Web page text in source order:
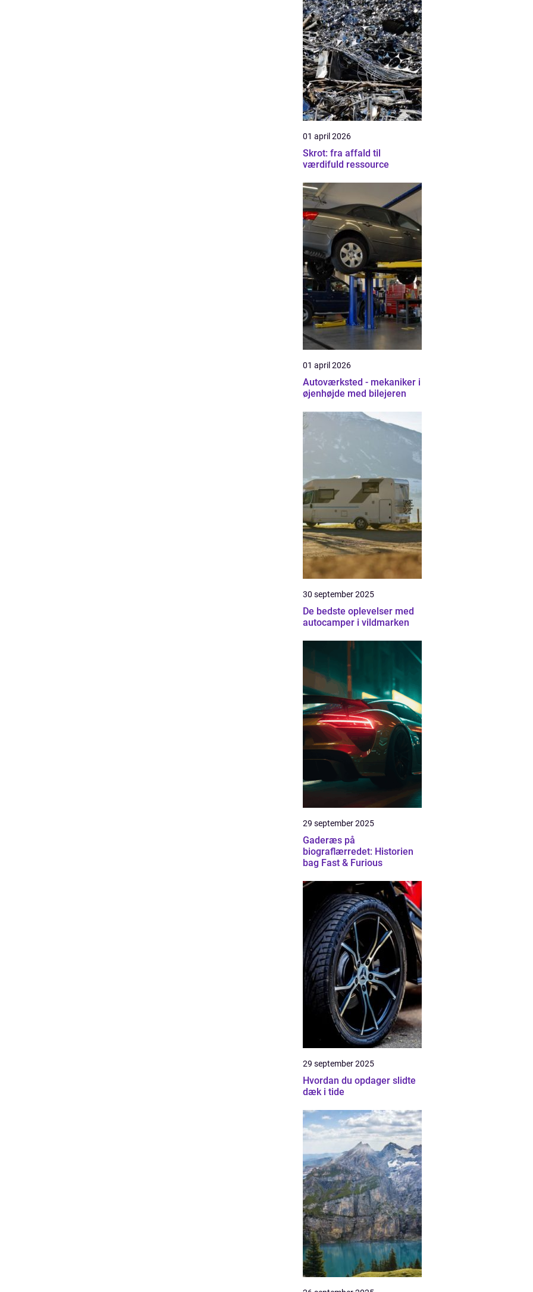
01 april 2026
Skrot: fra affald til
værdifuld ressource
01 april 2026
Autoværksted - mekaniker i
øjenhøjde med bilejeren
30 september 2025
De bedste oplevelser med
autocamper i vildmarken
29 september 2025
Gaderæs på
biograflærredet: Historien
bag Fast & Furious
29 september 2025
Hvordan du opdager slidte
dæk i tide